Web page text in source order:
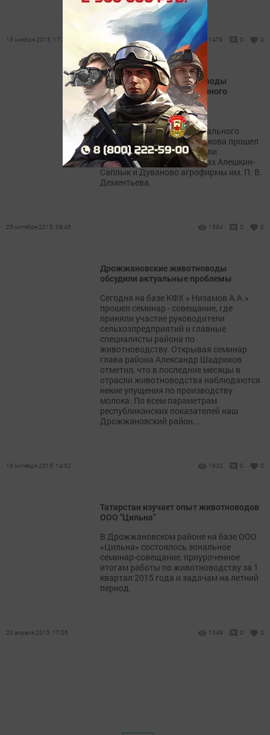
15 ноября 2015, 17:33 1479 0 0
Дрожжановские животноводы
обсудили проблемы молочного
производства
Под руководством главы
Дрожжановского муниципального
района Александра Шадрикова прошел
семинар работников отрасли
животноводства в филиалах Алешкин-
Саплык и Дуваново агрофирмы им. П. В.
Дементьева.
25 октября 2015, 09:45 1584 0 0
Дрожжановские животноводы
обсудили актуальные проблемы
Сегодня на базе КФХ « Низамов А.А.»
прошел семинар - совещание, где
приняли участие руководители
сельхозпредприятий и главные
специалисты района по
животноводству. Открывая семинар
глава района Александр Шадриков
отметил, что в последние месяцы в
отрасли животноводства наблюдаются
некие упущения по производству
молока. По всем параметрам
республиканских показателей наш
Дрожжановский район...
18 октября 2015, 14:52 1632 0 0
Татарстан изучает опыт животноводов
ООО "Цильна"
В Дрожжановском районе на базе ООО
«Цильна» состоялось зональное
семинар-совещание, приуроченное
итогам работы по животноводству за 1
квартал 2015 года и задачам на летний
период.
20 апреля 2015, 17:05 1549 0 0